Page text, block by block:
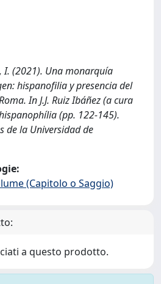
I. (2021). Una monarquía
hispanofilia y presencia del
In J.J. Ruiz Ibáñez (a cura
(pp. 122-145).
de la Universidad de
(Capitolo o Saggio)
a questo prodotto.